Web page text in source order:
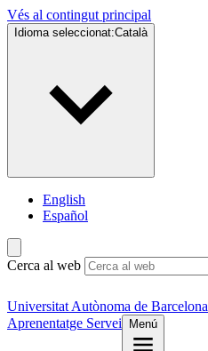
Vés al contingut principal
Idioma seleccionat:Català
English
Español
Cerca al web
Universitat Autònoma de Barcelona
Aprenentatge Servei
Menú